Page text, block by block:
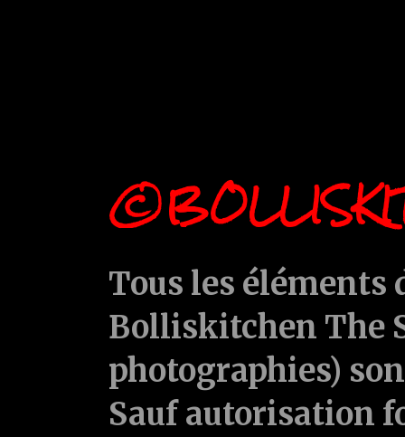
Tous les
Bolliskitchen The
photographies)
Sauf autorisation